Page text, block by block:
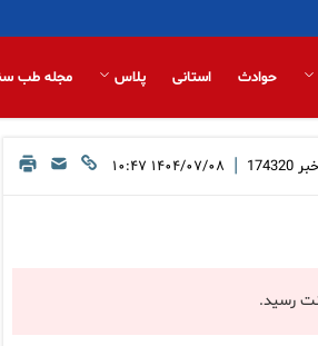
حوادث استانی پلاس مجله طب
174320
| ۱۴۰۴/۰۷/۰۸ ۱۰:۴۷